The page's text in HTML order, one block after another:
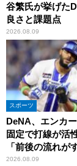
谷繁氏が挙げた
良さと課題点
2026.08.09
スポーツ
DeNA、エンカ
固定で打線が
「前後の流れが
りましたね」
2026.08.09